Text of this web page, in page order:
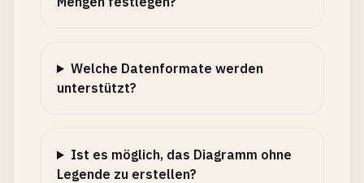
Welche Datenformate werden
unterstützt?
Ist es möglich, das Diagramm ohne
Legende zu erstellen?